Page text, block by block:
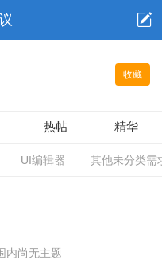
收藏
热帖 精华
UI编辑器 其他未分类需
内尚无主题